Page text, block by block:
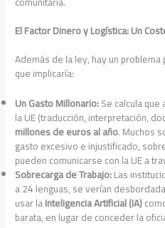
El Factor Dinero y Logística: Un
Además de la ley, hay un
que implicaría:
Un Gasto Millonario:Se calcula
la UE (traducción, interpretación,
millones de euros al año. Muchos
gasto excesivo e injustificado,
pueden comunicarse con la UE a
Sobrecarga de Trabajo:Las
a 24 lenguas, se verían
usar laInteligencia Artificial (IA)
barata, en lugar de conceder la